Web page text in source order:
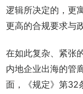
逻辑所决定的，更
更高的合规要求与
在如此复杂、紧张
内地企业出海的管
面，《规定》第32